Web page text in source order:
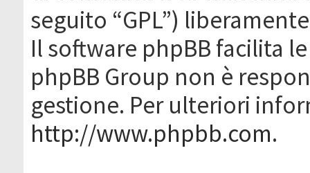
seguito “GPL”)
Il software phpBB facilita
phpBB Group non è
gestione. Per ulteriori
http://www.phpbb.com.